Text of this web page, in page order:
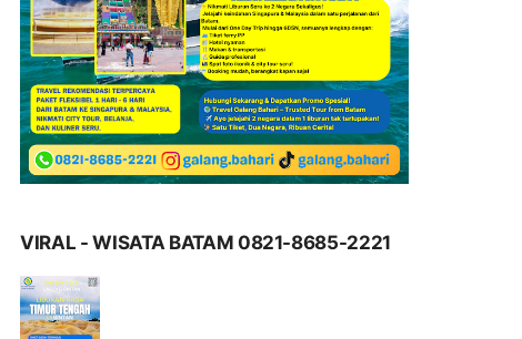
VIRAL - WISATA BATAM 0821-8685-2221